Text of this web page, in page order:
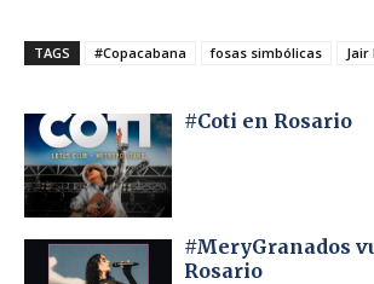
TAGS #Copacabana fosas simbólicas Jair
#Coti en Rosario
#MeryGranados
Rosario